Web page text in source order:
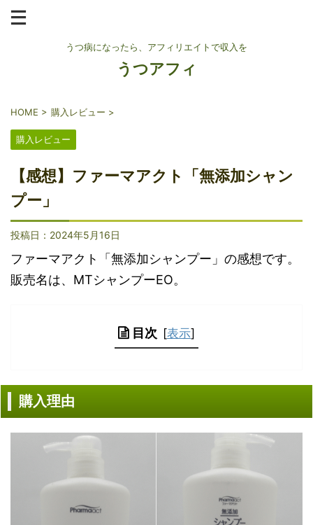
うつ病になったら、アフィリエイトで収入を
うつアフィ
HOME > 購入レビュー >
購入レビュー
【感想】ファーマアクト「無添加シャン
プー」
投稿日： 2024年5月16日
ファーマアクト「無添加シャンプー」の感想です。
販売名は、MTシャンプーEO。
目次 [表示]
購入理由